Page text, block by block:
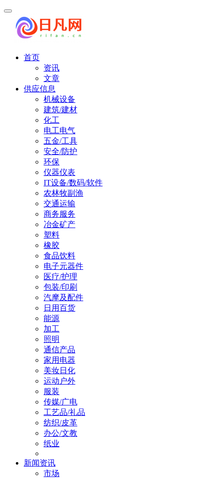
首页
资讯
文章
供应信息
机械设备
建筑/建材
化工
电工电气
五金/工具
安全/防护
环保
仪器仪表
IT设备/数码/软件
农林牧副渔
交通运输
商务服务
冶金矿产
塑料
橡胶
食品饮料
电子元器件
医疗/护理
包装/印刷
汽摩及配件
日用百货
能源
加工
照明
通信产品
家用电器
美妆日化
运动户外
服装
传媒/广电
工艺品/礼品
纺织/皮革
办公/文教
纸业
新闻资讯
市场